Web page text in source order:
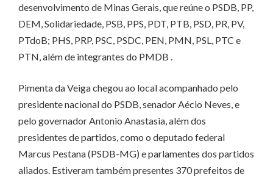
desenvolvimento de Minas Gerais, que reúne o PSDB, PP,
DEM, Solidariedade, PSB, PPS, PDT, PTB, PSD, PR, PV,
PTdoB; PHS, PRP, PSC, PSDC, PEN, PMN, PSL, PTC e
PTN, além de integrantes do PMDB .
Pimenta da Veiga chegou ao local acompanhado pelo
presidente nacional do PSDB, senador Aécio Neves, e
pelo governador Antonio Anastasia, além dos
presidentes de partidos, como o deputado federal
Marcus Pestana (PSDB-MG) e parlamentes dos partidos
aliados. Estiveram também presentes 370 prefeitos de